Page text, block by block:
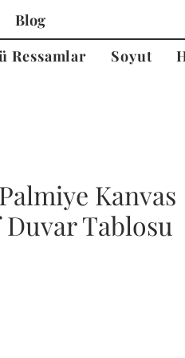
Blog
Ressamlar Soyut
Kanvas
Tablosu